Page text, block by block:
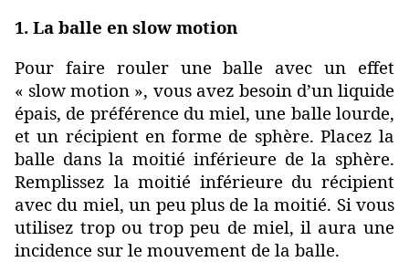
1. La balle en slow motion
Pour faire rouler une balle avec un effet
« slow motion », vous avez besoin d’un liquide
épais, de préférence du miel, une balle lourde,
et un récipient en forme de sphère. Placez la
balle dans la moitié inférieure de la sphère.
Remplissez la moitié inférieure du récipient
avec du miel, un peu plus de la moitié. Si vous
utilisez trop ou trop peu de miel, il aura une
incidence sur le mouvement de la balle.